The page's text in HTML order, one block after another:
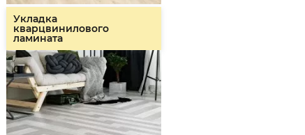
Укладка
кварцвинилового
ламината